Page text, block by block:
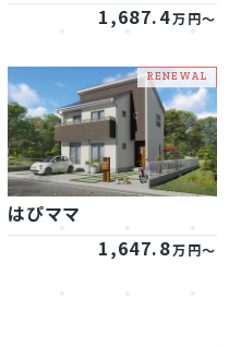
1,687.4万円～
はぴママ
1,647.8万円～